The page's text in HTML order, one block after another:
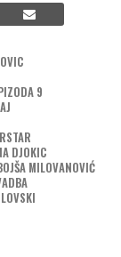
9
DJOKIC
MILOVANOVIĆ